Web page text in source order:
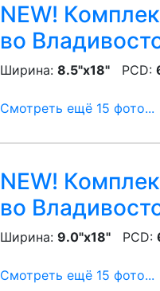
NEW!
во
Ширина: 8.5"x18" PCD:
Смотреть ещё 15 фото...
NEW!
во
Ширина: 9.0"x18" PCD:
Смотреть ещё 15 фото...